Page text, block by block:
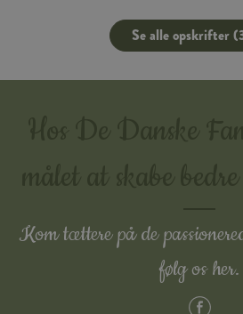
Se alle opskrifter
Kom tættere på de
følg os her.